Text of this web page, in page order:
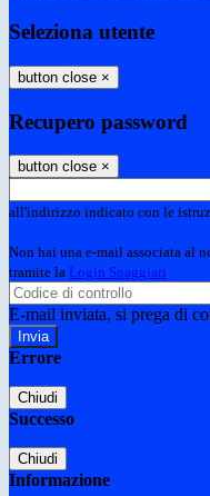
Seleziona utente
button close ×
Recupero password
button close ×
all'indirizzo indicato con le
Non hai una e-mail associata al
tramite la Login Spaggiari
E-mail inviata, si prega di
Errore
Chiudi
Successo
Chiudi
Informazione